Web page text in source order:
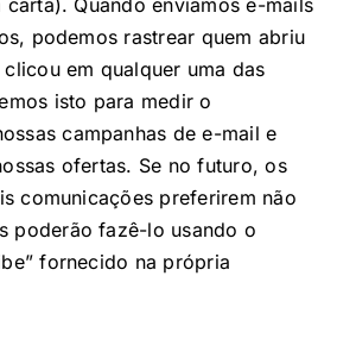
podemos rastrear quem abriu
em qualquer uma das
isto para medir o
campanhas de e-mail e
ofertas. Se no futuro, os
comunicações preferirem não
poderão fazê-lo usando o
fornecido na própria